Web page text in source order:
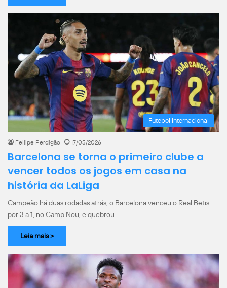
Futebol Internacional
Fellipe Perdigão 17/05/2026
Barcelona se torna o primeiro clube a
vencer todos os jogos em casa na
história da LaLiga
Campeão há duas rodadas atrás, o Barcelona venceu o Real Betis
por 3 a 1, no Camp Nou, e quebrou…
Leia mais >